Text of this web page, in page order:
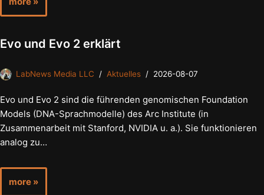
Evo und Evo 2 erklärt
LabNews Media LLC Aktuelles 2026-08-07
Evo und Evo 2 sind die führenden genomischen Foundation
Models (DNA-Sprachmodelle) des Arc Institute (in
Zusammenarbeit mit Stanford, NVIDIA u. a.). Sie funktionieren
analog zu…
more »